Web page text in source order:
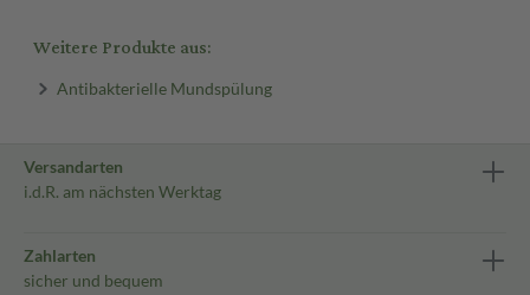
Weitere Produkte aus:
Antibakterielle Mundspülung
Versandarten
i.d.R. am nächsten Werktag
Zahlarten
sicher und bequem